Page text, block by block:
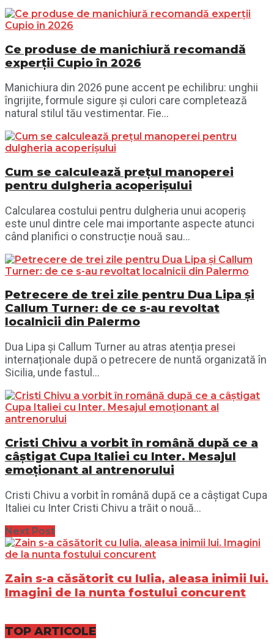
Ce produse de manichiură recomandă
experții Cupio în 2026
Manichiura din 2026 pune accent pe echilibru: unghii
îngrijite, formule sigure și culori care completează
natural stilul tău vestimentar. Fie...
Cum se calculează prețul manoperei
pentru dulgheria acoperișului
Calcularea costului pentru dulgheria unui acoperiș
este unul dintre cele mai importante aspecte atunci
când planifici o construcție nouă sau...
Petrecere de trei zile pentru Dua Lipa și
Callum Turner: de ce s-au revoltat
localnicii din Palermo
Dua Lipa și Callum Turner au atras atenția presei
internaționale după o petrecere de nuntă organizată în
Sicilia, unde fastul...
Cristi Chivu a vorbit în română după ce a
câștigat Cupa Italiei cu Inter. Mesajul
emoționant al antrenorului
Cristi Chivu a vorbit în română după ce a câștigat Cupa
Italiei cu Inter Cristi Chivu a trăit o nouă...
Next Post
Zain s-a căsătorit cu Iulia, aleasa inimii lui.
Imagini de la nunta fostului concurent
TOP ARTICOLE